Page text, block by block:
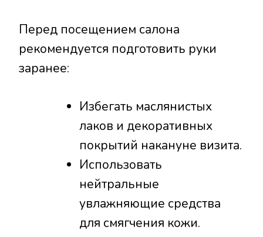
Перед посещением салона
рекомендуется подготовить руки
заранее:
Избегать маслянистых
лаков и декоративных
покрытий накануне визита.
Использовать
нейтральные
увлажняющие средства
для смягчения кожи.